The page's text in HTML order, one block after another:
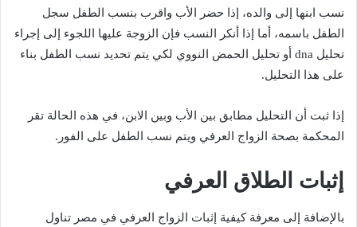
نسب ابنها إلى والده، إذا حضر الأب واقرب بنسب الطفل سجل
الطفل باسمه، أما إذا أنكر النسب فإن الزوجة عليها اللجوء إلى إجراء
تحليل dna أو تحليل الحمض النووي لكي يتم تحديد نسب الطفل بناء
على هذا التحليل.
إذا ثبت أن التحليل مطابق بين الأب وبين الابن، في هذه الحالة تقر
المحكمة بصحة الزواج العرفي ويتم نسب الطفل على الفور.
إثبات الطلاق العرفي
بالإضافة إلى معرفة كيفية إثبات الزواج العرفي في مصر تناول